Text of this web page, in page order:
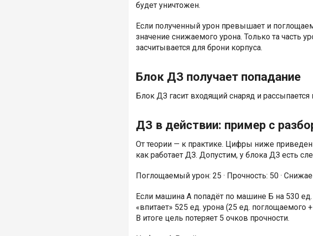
будет уничтожен.
Если полученный урон превышает и
значение снижаемого урона. Только та часть
засчитывается для брони корпуса.
Блок ДЗ получает попадание
Блок ДЗ гасит входящий снаряд и рассыпается
ДЗ в действии: пример с
От теории — к практике. Цифры ниже
как работает ДЗ. Допустим, у блока ДЗ есть
Поглощаемый урон: 25 · Прочность: 50 ·
Если машина A попадёт по машине Б на 530
«впитает» 525 ед. урона (25 ед.
В итоге цель потеряет 5 очков прочности.